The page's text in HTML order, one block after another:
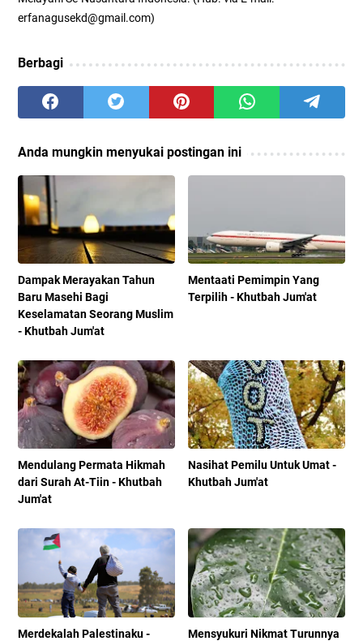
erfanagusekd@gmail.com)
Berbagi
Anda mungkin menyukai postingan ini
Dampak Merayakan Tahun
Baru Masehi Bagi
Keselamatan Seorang Muslim
- Khutbah Jum'at
Mentaati Pemimpin Yang
Terpilih - Khutbah Jum'at
Mendulang Permata Hikmah
dari Surah At-Tiin - Khutbah
Jum'at
Nasihat Pemilu Untuk Umat -
Khutbah Jum'at
Merdekalah Palestinaku -
Mensyukuri Nikmat Turunnya